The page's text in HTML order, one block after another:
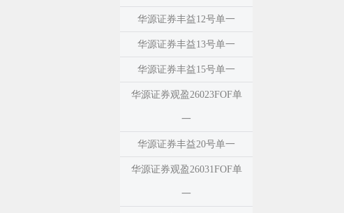
华源证券丰益12号单一
华源证券丰益13号单一
华源证券丰益15号单一
华源证券观盈26023FOF单
一
华源证券丰益20号单一
华源证券观盈26031FOF单
一